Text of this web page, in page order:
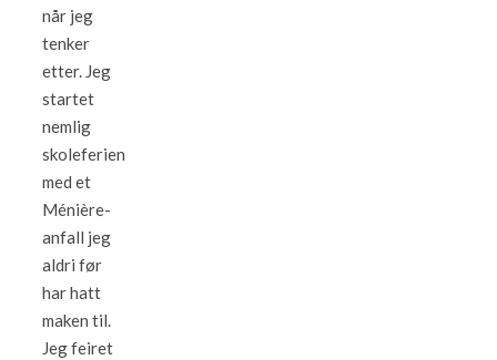
når jeg
tenker
etter. Jeg
startet
nemlig
skoleferien
med et
Ménière-
anfall jeg
aldri før
har hatt
maken til.
Jeg feiret